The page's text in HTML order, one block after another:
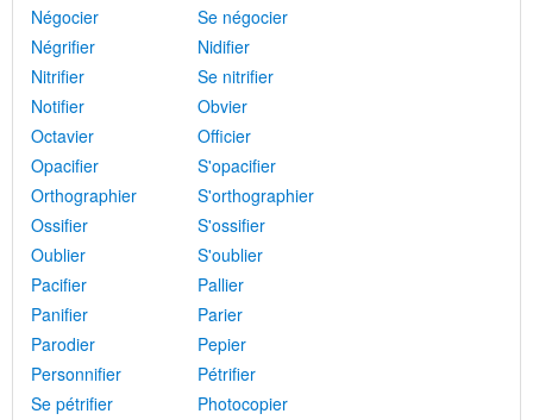
Négocier
Se négocier
Négrifier
Nidifier
Nitrifier
Se nitrifier
Notifier
Obvier
Octavier
Officier
Opacifier
S'opacifier
Orthographier
S'orthographier
Ossifier
S'ossifier
Oublier
S'oublier
Pacifier
Pallier
Panifier
Parier
Parodier
Pepier
Personnifier
Pétrifier
Se pétrifier
Photocopier